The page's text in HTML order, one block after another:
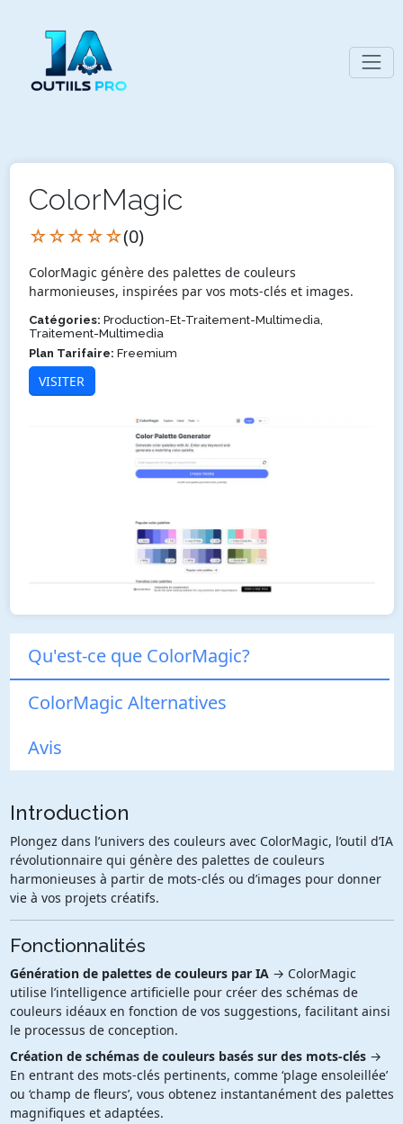
ColorMagic
☆☆☆☆☆(0)
ColorMagic génère des palettes de couleurs
harmonieuses, inspirées par vos mots-clés et images.
Catégories: Production-Et-Traitement-Multimedia,
Traitement-Multimedia
Plan Tarifaire: Freemium
VISITER
Qu'est-ce que ColorMagic?
ColorMagic Alternatives
Avis
Introduction
Plongez dans l’univers des couleurs avec ColorMagic, l’outil d’IA
révolutionnaire qui génère des palettes de couleurs
harmonieuses à partir de mots-clés ou d’images pour donner
vie à vos projets créatifs.
Fonctionnalités
Génération de palettes de couleurs par IA→ ColorMagic
utilise l’intelligence artificielle pour créer des schémas de
couleurs idéaux en fonction de vos suggestions, facilitant ainsi
le processus de conception.
Création de schémas de couleurs basés sur des mots-clés→
En entrant des mots-clés pertinents, comme ‘plage ensoleillée’
ou ‘champ de fleurs’, vous obtenez instantanément des palettes
magnifiques et adaptées.